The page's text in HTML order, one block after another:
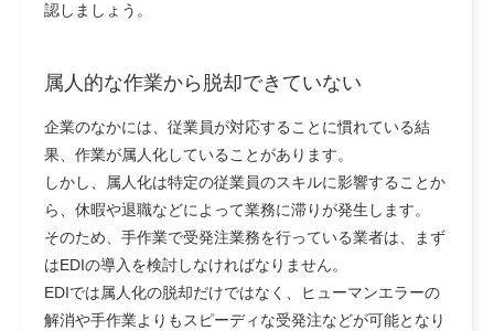
認しましょう。
属人的な作業から脱却できていない
企業のなかには、従業員が対応することに慣れている結
果、作業が属人化していることがあります。
しかし、属人化は特定の従業員のスキルに影響することか
ら、休暇や退職などによって業務に滞りが発生します。
そのため、手作業で受発注業務を行っている業者は、まず
はEDIの導入を検討しなければなりません。
EDIでは属人化の脱却だけではなく、ヒューマンエラーの
解消や手作業よりもスピーディな受発注などが可能となり